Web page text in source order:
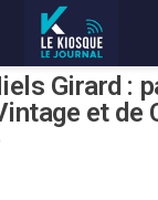
Girard :
et de